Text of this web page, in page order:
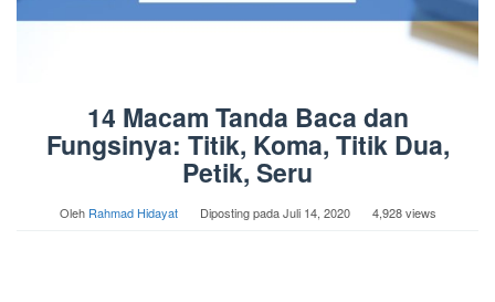
14 Macam Tanda Baca dan
Fungsinya: Titik, Koma, Titik Dua,
Petik, Seru
Oleh Rahmad Hidayat Diposting padaJuli 14, 2020 4,928 views